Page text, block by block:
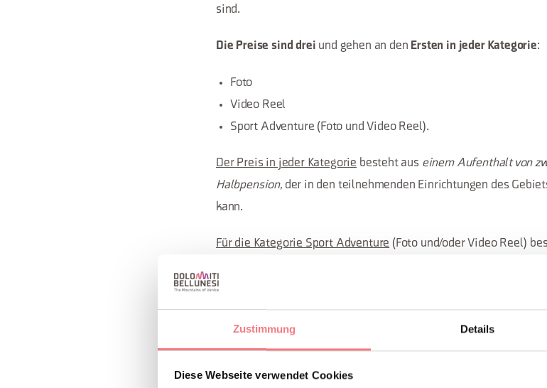
Zustimmung Details
Diese Webseite verwendet Cookies
sind.
Die Preise sind drei und gehen an den Ersten in jeder Kategorie:
Foto
Video Reel
Sport Adventure (Foto und Video Reel).
Der Preis in jeder Kategorie besteht aus einem Aufenthalt von
Halbpension, der in den teilnehmenden Einrichtungen des
kann.
Für die Kategorie Sport Adventure (Foto und/oder Video Reel)
einlösen.